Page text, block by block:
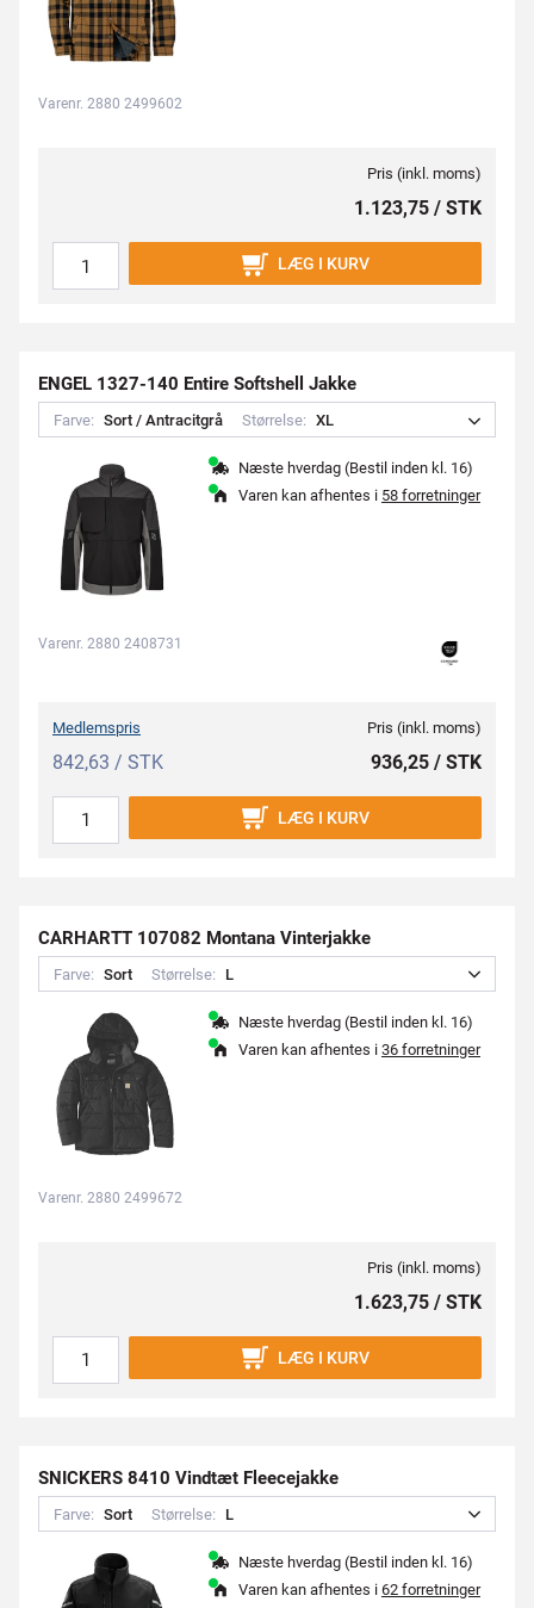
Varenr. 2880 2499602
Pris (inkl. moms)
1.123,75 / STK
LÆG I KURV
ENGEL 1327-140 Entire Softshell Jakke
Farve: Sort / Antracitgrå Størrelse: XL
Næste hverdag (Bestil inden kl. 16)
Varen kan afhentes i 58 forretninger
Varenr. 2880 2408731
Medlemspris
842,63 / STK
Pris (inkl. moms)
936,25 / STK
LÆG I KURV
CARHARTT 107082 Montana Vinterjakke
Farve: Sort Størrelse: L
Næste hverdag (Bestil inden kl. 16)
Varen kan afhentes i 36 forretninger
Varenr. 2880 2499672
Pris (inkl. moms)
1.623,75 / STK
LÆG I KURV
SNICKERS 8410 Vindtæt Fleecejakke
Farve: Sort Størrelse: L
Næste hverdag (Bestil inden kl. 16)
Varen kan afhentes i 62 forretninger